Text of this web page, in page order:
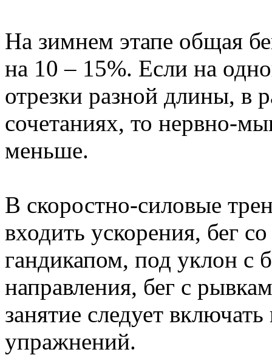
На зимнем этапе общая
на 10 – 15%. Если на
отрезки разной длины, в
сочетаниях, то нервно-
меньше.
В скоростно-силовые
входить ускорения, бег
гандикапом, под уклон с
направления, бег с
занятие следует
упражнений.